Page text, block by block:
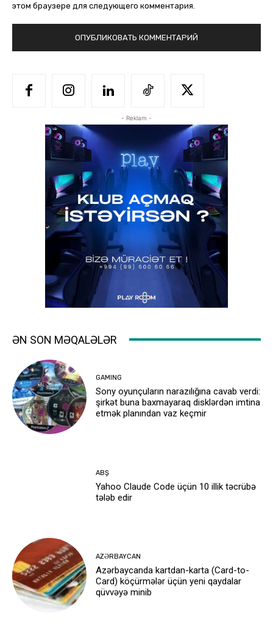
этом браузере для следующего комментария.
- Reklam -
ƏN SON MƏQALƏLƏR
GAMING
Sony oyunçuların narazılığına cavab verdi:
şirkət buna baxmayaraq disklərdən imtina
etmək planından vaz keçmir
ABŞ
Yahoo Claude Code üçün 10 illik təcrübə
tələb edir
AZƏRBAYCAN
Azərbaycanda kartdan-karta (Card-to-
Card) köçürmələr üçün yeni qaydalar
qüvvəyə minib